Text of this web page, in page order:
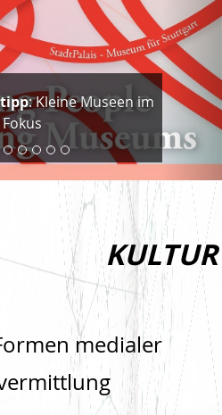
: Kleine Museen im
Fokus
KULTUR
medialer